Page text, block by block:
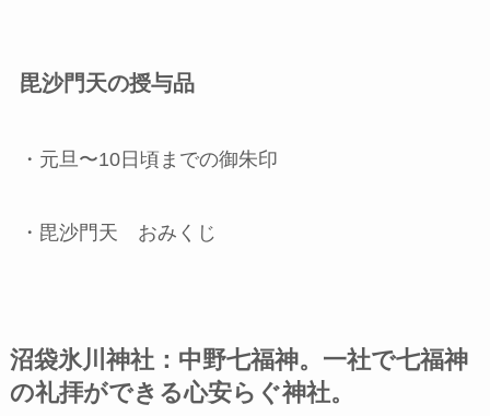
毘沙門天の授与品
・元旦〜10日頃までの御朱印
・毘沙門天 おみくじ
沼袋氷川神社：中野七福神。一社で七福神
の礼拝ができる心安らぐ神社。